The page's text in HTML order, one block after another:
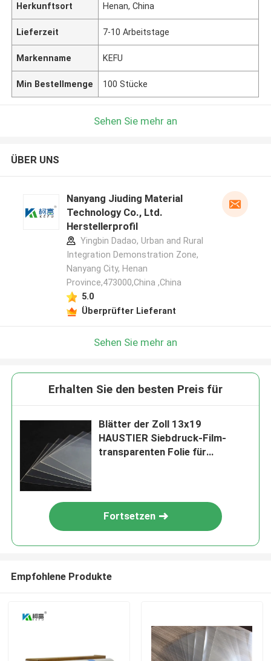
Herkunftsort Henan, China
Lieferzeit 7-10 Arbeitstage
Markenname KEFU
Min Bestellmenge 100 Stücke
Sehen Sie mehr an
ÜBER UNS
Nanyang Jiuding Material
Technology Co., Ltd.
Herstellerprofil
Yingbin Dadao, Urban and Rural
Integration Demonstration Zone,
Nanyang City, Henan
Province,473000,China ,China
5.0
Überprüfter Lieferant
Sehen Sie mehr an
Erhalten Sie den besten Preis für
Blätter der Zoll 13x19
HAUSTIER Siebdruck-Film-
transparenten Folie für
Fortsetzen
Empfohlene Produkte